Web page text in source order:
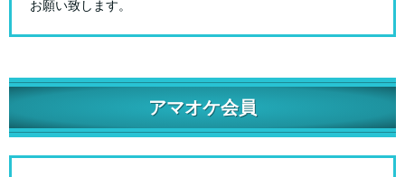
お願い致します。
アマオケ会員